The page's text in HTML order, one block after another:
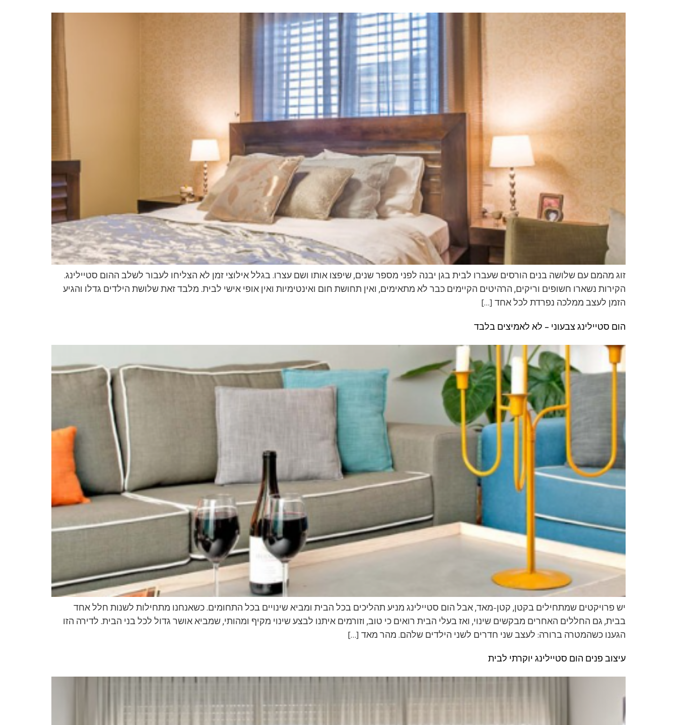
זוג מהמם עם שלושה בנים הורסים שעברו לבית בגן יבנה לפני מספר שנים, שיפצו אותו ושם עצרו. בגלל אילוצי זמן לא הצליחו לעבור לשלב ההום סטיילינג.
הקירות נשארו חשופים וריקים, הרהיטים הקיימים כבר לא מתאימים, ואין תחושת חום ואינטימיות ואין אופי אישי לבית. מלבד זאת שלושת הילדים גדלו והגיע
הזמן לעצב ממלכה נפרדת לכל אחד […]
הום סטיילינג צבעוני – לא לאמיצים בלבד
יש פרויקטים שמתחילים בקטן, קטן-מאד, אבל הום סטיילינג מניע תהליכים בכל הבית ומביא שינויים בכל התחומים. כשאנחנו מתחילות לשנות חלל אחד
בבית, גם החללים האחרים מבקשים שינוי, ואז בעלי הבית רואים כי טוב, וזורמים איתנו לבצע שינוי מקיף ומהותי, שמביא אושר גדול לכל בני הבית. לדירה הזו
הגענו כשהמטרה ברורה: לעצב שני חדרים לשני הילדים שלהם. מהר מאד […]
עיצוב פנים הום סטיילינג יוקרתי לבית